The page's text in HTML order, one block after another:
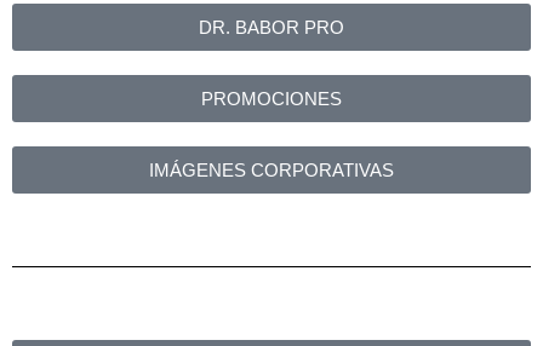
DR. BABOR PRO
PROMOCIONES
IMÁGENES CORPORATIVAS